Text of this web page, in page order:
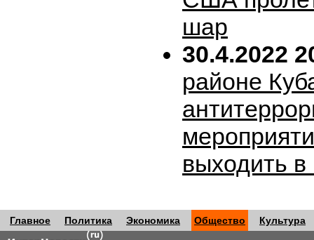
шар
30.4.2022
районе
выходить
Главное Политика Экономика Общество Культура